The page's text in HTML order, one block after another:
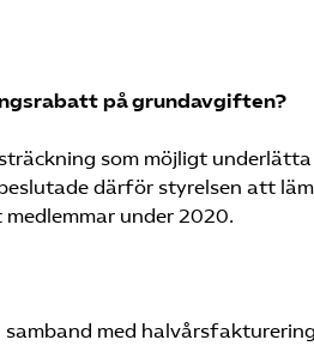
på grundavgiften?
som möjligt
därför styrelsen att
under 2020.
med